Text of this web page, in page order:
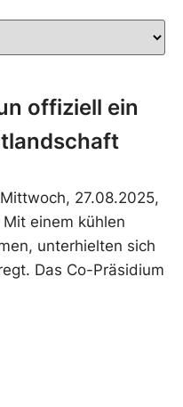
offiziell ein
27.08.2025,
einem kühlen
unterhielten sich
Das Co-Präsidium